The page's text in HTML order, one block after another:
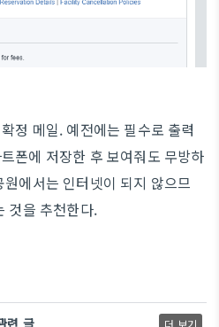
정 메일. 예전에는 필수로 출력
폰에 저장한 후 보여줘도 무방하
에서는 인터넷이 되지 않으므
것을 추천한다.
련 글 더 보기